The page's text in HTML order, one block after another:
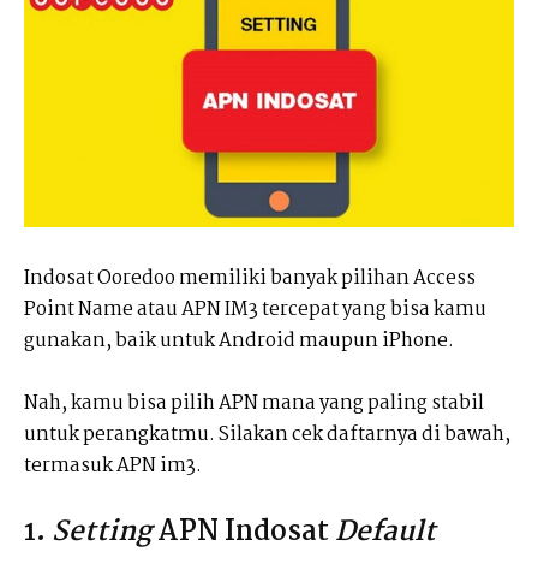
Indosat Ooredoo memiliki banyak pilihan Access
Point Name atau APN IM3 tercepat yang bisa kamu
gunakan, baik untuk Android maupun iPhone.
Nah, kamu bisa pilih APN mana yang paling stabil
untuk perangkatmu. Silakan cek daftarnya di bawah,
termasuk APN im3.
1. SettingAPN IndosatDefault